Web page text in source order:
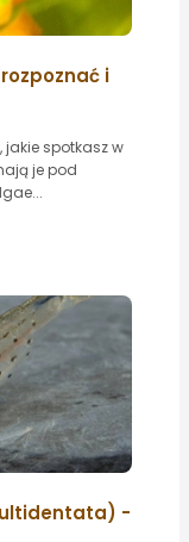
i
spotkasz w
je pod
-